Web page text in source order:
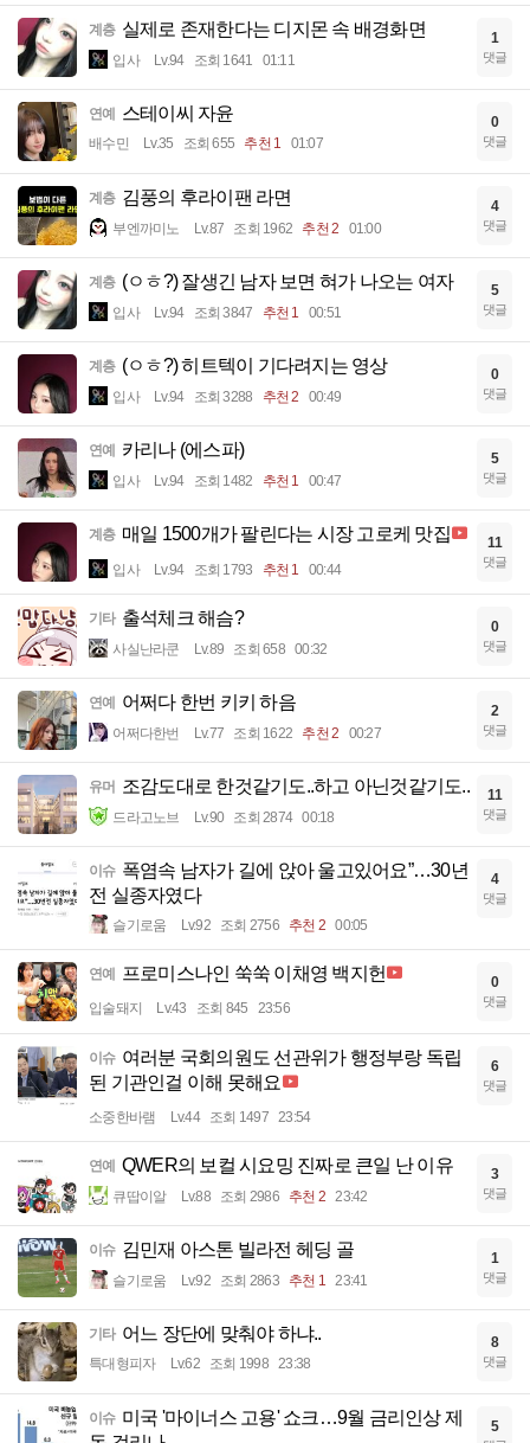
계층 실제로 존재한다는 디지몬 속 배경화면
입사 Lv.94 조회 1641 01:11
1
댓글
연예 스테이씨 자윤
배수민 Lv.35 조회 655 추천 1 01:07
0
댓글
계층 김풍의 후라이팬 라면
부엔까미노 Lv.87 조회 1962 추천 2 01:00
4
댓글
계층 (ㅇㅎ?) 잘생긴 남자 보면 혀가 나오는 여자
입사 Lv.94 조회 3847 추천 1 00:51
5
댓글
계층 (ㅇㅎ?) 히트텍이 기다려지는 영상
입사 Lv.94 조회 3288 추천 2 00:49
0
댓글
연예 카리나 (에스파)
입사 Lv.94 조회 1482 추천 1 00:47
5
댓글
계층 매일 1500개가 팔린다는 시장 고로케 맛집
입사 Lv.94 조회 1793 추천 1 00:44
11
댓글
기타 출석체크 해슴?
사실난라쿤 Lv.89 조회 658 00:32
0
댓글
연예 어쩌다 한번 키키 하음
어쩌다한번 Lv.77 조회 1622 추천 2 00:27
2
댓글
유머 조감도대로 한것같기도..하고 아닌것같기도..
드라고노브 Lv.90 조회 2874 00:18
11
댓글
이슈 폭염속 남자가 길에 앉아 울고있어요”…30년
전 실종자였다
슬기로움 Lv.92 조회 2756 추천 2 00:05
4
댓글
연예 프로미스나인 쑥쑥 이채영 백지헌
입술돼지 Lv.43 조회 845 23:56
0
댓글
이슈 여러분 국회의원도 선관위가 행정부랑 독립
된 기관인걸 이해 못해요
소중한바램 Lv.44 조회 1497 23:54
6
댓글
연예 QWER의 보컬 시요밍 진짜로 큰일 난 이유
큐땁이알 Lv.88 조회 2986 추천 2 23:42
3
댓글
이슈 김민재 아스톤 빌라전 헤딩 골
슬기로움 Lv.92 조회 2863 추천 1 23:41
1
댓글
기타 어느 장단에 맞춰야 하냐..
특대형피자 Lv.62 조회 1998 23:38
8
댓글
이슈 미국 '마이너스 고용' 쇼크…9월 금리인상 제
5